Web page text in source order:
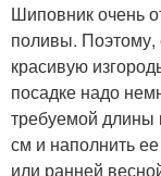
Шиповник очень
поливы. Поэтому,
красивую
посадке надо
требуемой длины
см и наполнить
или ранней